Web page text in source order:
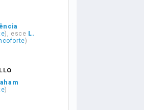
), esce L.
)
)